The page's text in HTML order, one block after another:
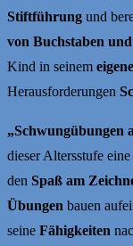
Stiftführung und
von Buchstaben
Kind in seinem
Herausforderungen
„Schwungübungen
dieser Altersstufe eine
den Spaß am
Übungen bauen
seine Fähigkeiten